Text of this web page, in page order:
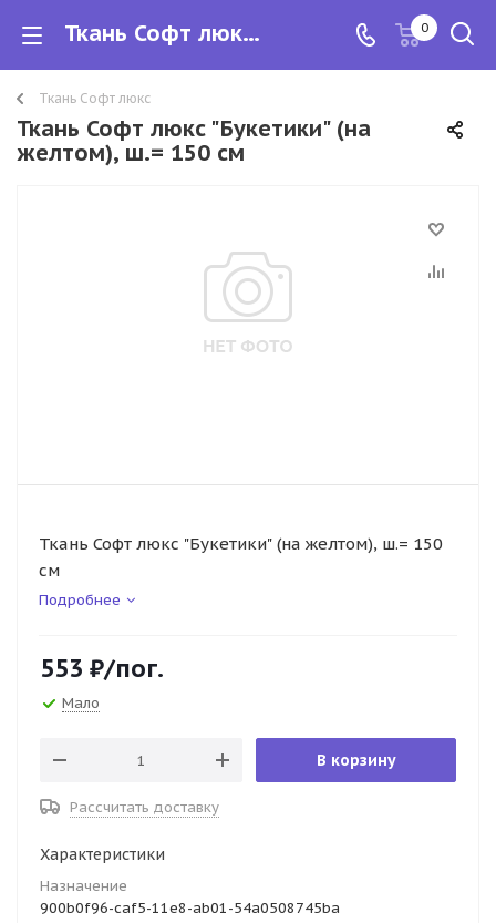
Ткань Софт люкс "Букетики" (на желтом), ш.= 150 см 0
Ткань Софт люкс
Ткань Софт люкс "Букетики" (на
желтом), ш.= 150 см
Ткань Софт люкс "Букетики" (на желтом), ш.= 150
см
Подробнее
553 ₽/пог.
Мало
В корзину
Рассчитать доставку
Характеристики
Назначение
900b0f96-caf5-11e8-ab01-54a0508745ba